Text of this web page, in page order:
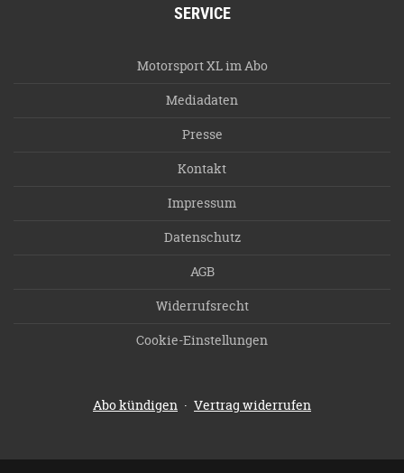
SERVICE
Motorsport XL im Abo
Mediadaten
Presse
Kontakt
Impressum
Datenschutz
AGB
Widerrufsrecht
Cookie-Einstellungen
Abo kündigen · Vertrag widerrufen